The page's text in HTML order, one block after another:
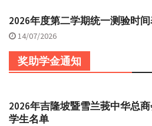
2026年度第二学期统一测验时
14/07/2026
奖助学金通知
2026年吉隆坡暨雪兰莪中华总
学生名单